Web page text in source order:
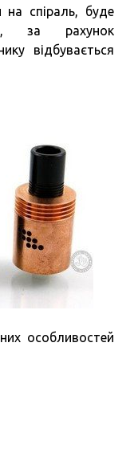
на спіраль, буде
за рахунок
відбувається
особливостей